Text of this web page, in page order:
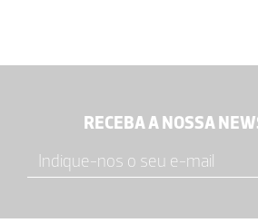
RECEBA A NOSSA